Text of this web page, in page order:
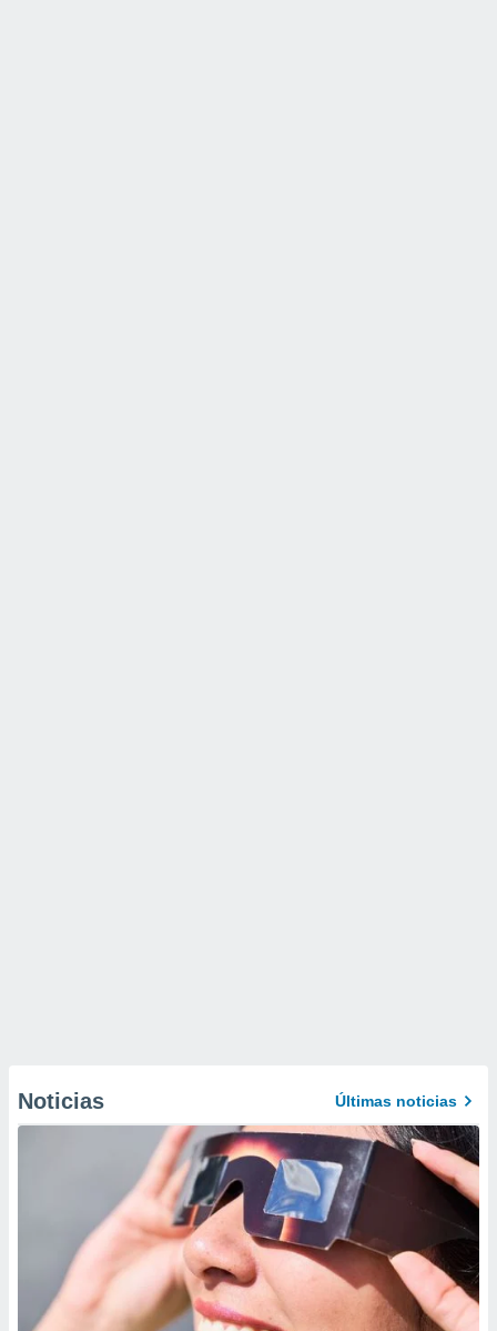
Noticias Últimas noticias